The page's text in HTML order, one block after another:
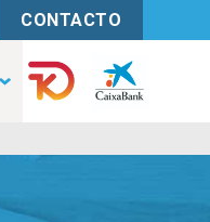
CONTACTO